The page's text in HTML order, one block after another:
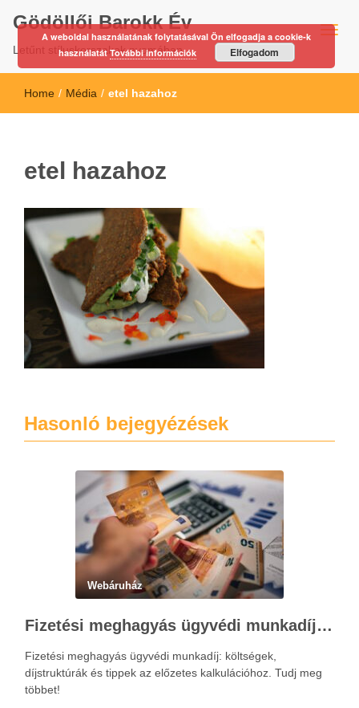
Gödöllői Barokk Év
Letűnt stíluskorszakok nyomában…
Home / Média / etel hazahoz
etel hazahoz
Hasonló bejegyézések
Webáruház
Fizetési meghagyás ügyvédi munkadíja: teljes költségvetési útmutató
Fizetési meghagyás ügyvédi munkadíj: költségek,
díjstruktúrák és tippek az előzetes kalkulációhoz. Tudj meg
többet!
A weboldal használatának folytatásával Ön elfogadja a cookie-k
használatátTovábbi információk Elfogadom